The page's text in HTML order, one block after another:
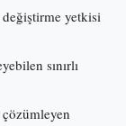
değiştirme yetkisi
sınırlı
çözümleyen